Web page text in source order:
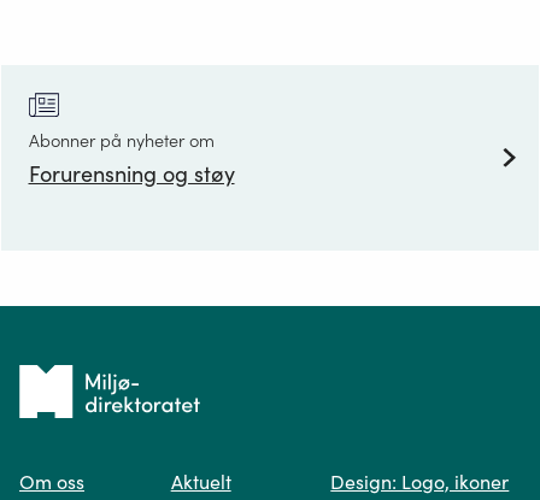
Abonner på nyheter om
Forurensning og støy
Tilbake
forsiden
Om oss Aktuelt Design: Logo, ikoner